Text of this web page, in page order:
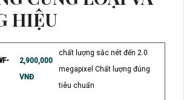
HIỆU
2,900,000
VNĐ
chất lượng sắc nét đến 2.0
megapixel Chất lượng đúng
tiêu chuẩn